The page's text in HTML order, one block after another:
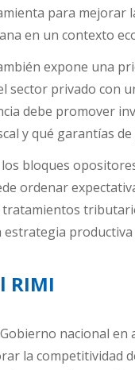
para mejorar
en un contexto
expone una
sector privado con
debe promover
y qué garantías
bloques
ordenar
RIMI
nacional
la competitividad